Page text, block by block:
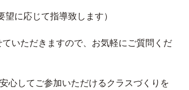
に応じて指導致します）
いただきますので、お気軽にご質問くだ
心してご参加いただけるクラスづくりを